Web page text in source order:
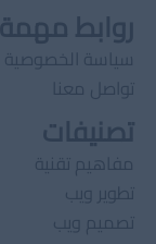
روابط مهمة
سياسة الخصوصية
تواصل معنا
تصنيفات
مفاهيم تقنية
تطوير ويب
تصميم ويب